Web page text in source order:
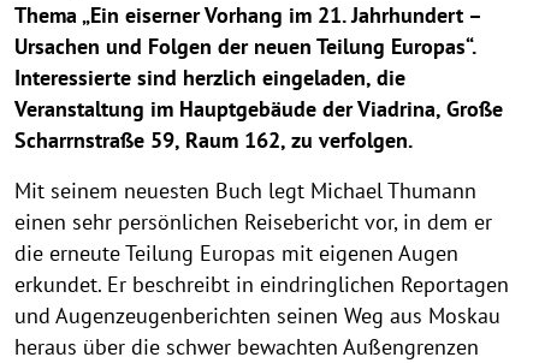
Thema „Ein eiserner Vorhang im 21. Jahrhundert –
Ursachen und Folgen der neuen Teilung Europas“.
Interessierte sind herzlich eingeladen, die
Veranstaltung im Hauptgebäude der Viadrina, Große
Scharrnstraße 59, Raum 162, zu verfolgen.
Mit seinem neuesten Buch legt Michael Thumann
einen sehr persönlichen Reisebericht vor, in dem er
die erneute Teilung Europas mit eigenen Augen
erkundet. Er beschreibt in eindringlichen Reportagen
und Augenzeugenberichten seinen Weg aus Moskau
heraus über die schwer bewachten Außengrenzen